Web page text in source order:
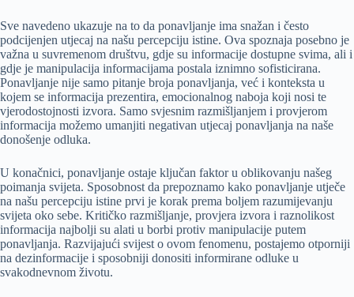
Sve navedeno ukazuje na to da ponavljanje ima snažan i često
podcijenjen utjecaj na našu percepciju istine. Ova spoznaja posebno je
važna u suvremenom društvu, gdje su informacije dostupne svima, ali i
gdje je manipulacija informacijama postala iznimno sofisticirana.
Ponavljanje nije samo pitanje broja ponavljanja, već i konteksta u
kojem se informacija prezentira, emocionalnog naboja koji nosi te
vjerodostojnosti izvora. Samo svjesnim razmišljanjem i provjerom
informacija možemo umanjiti negativan utjecaj ponavljanja na naše
donošenje odluka.
U konačnici, ponavljanje ostaje ključan faktor u oblikovanju našeg
poimanja svijeta. Sposobnost da prepoznamo kako ponavljanje utječe
na našu percepciju istine prvi je korak prema boljem razumijevanju
svijeta oko sebe. Kritičko razmišljanje, provjera izvora i raznolikost
informacija najbolji su alati u borbi protiv manipulacije putem
ponavljanja. Razvijajući svijest o ovom fenomenu, postajemo otporniji
na dezinformacije i sposobniji donositi informirane odluke u
svakodnevnom životu.